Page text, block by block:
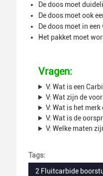
De doos moet
De doos moet ook
De doos moet in
Het pakket moet
Vragen:
V: Wat is een
V: Wat zijn de
V: Wat is het
V: Wat is de
V: Welke maten
Tags:
2 Fluitcarbide